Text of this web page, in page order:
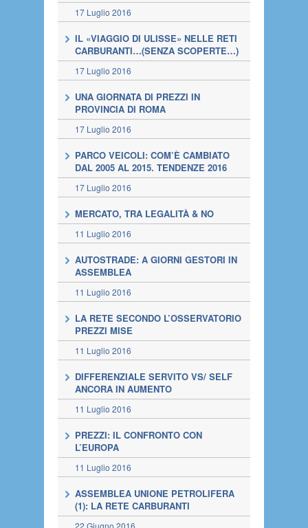
17 Luglio 2016
IL «VIAGGIO DI ULISSE» NELLE RETI
CARBURANTI…(SENZA SCOPERTE…)
17 Luglio 2016
UNA GIORNATA DI PREZZI IN
PROVINCIA DI ROMA
17 Luglio 2016
PARCO VEICOLI: COM’È CAMBIATO
DAL 2005 AL 2015. TENDENZE 2016
17 Luglio 2016
MERCATO, TRA LEGALITÀ & NO
11 Luglio 2016
AUTOSTRADE: A GIORNI GESTORI IN
ASSEMBLEA
11 Luglio 2016
LA RETE SECONDO L’OSSERVATORIO
PREZZI MISE
11 Luglio 2016
DIFFERENZIALE SERVITO VS/ SELF
ANCORA IN AUMENTO
11 Luglio 2016
PREZZI: IL CONFRONTO CON
L’EUROPA
11 Luglio 2016
ASSEMBLEA UNIONE PETROLIFERA
(1): LA RETE CARBURANTI